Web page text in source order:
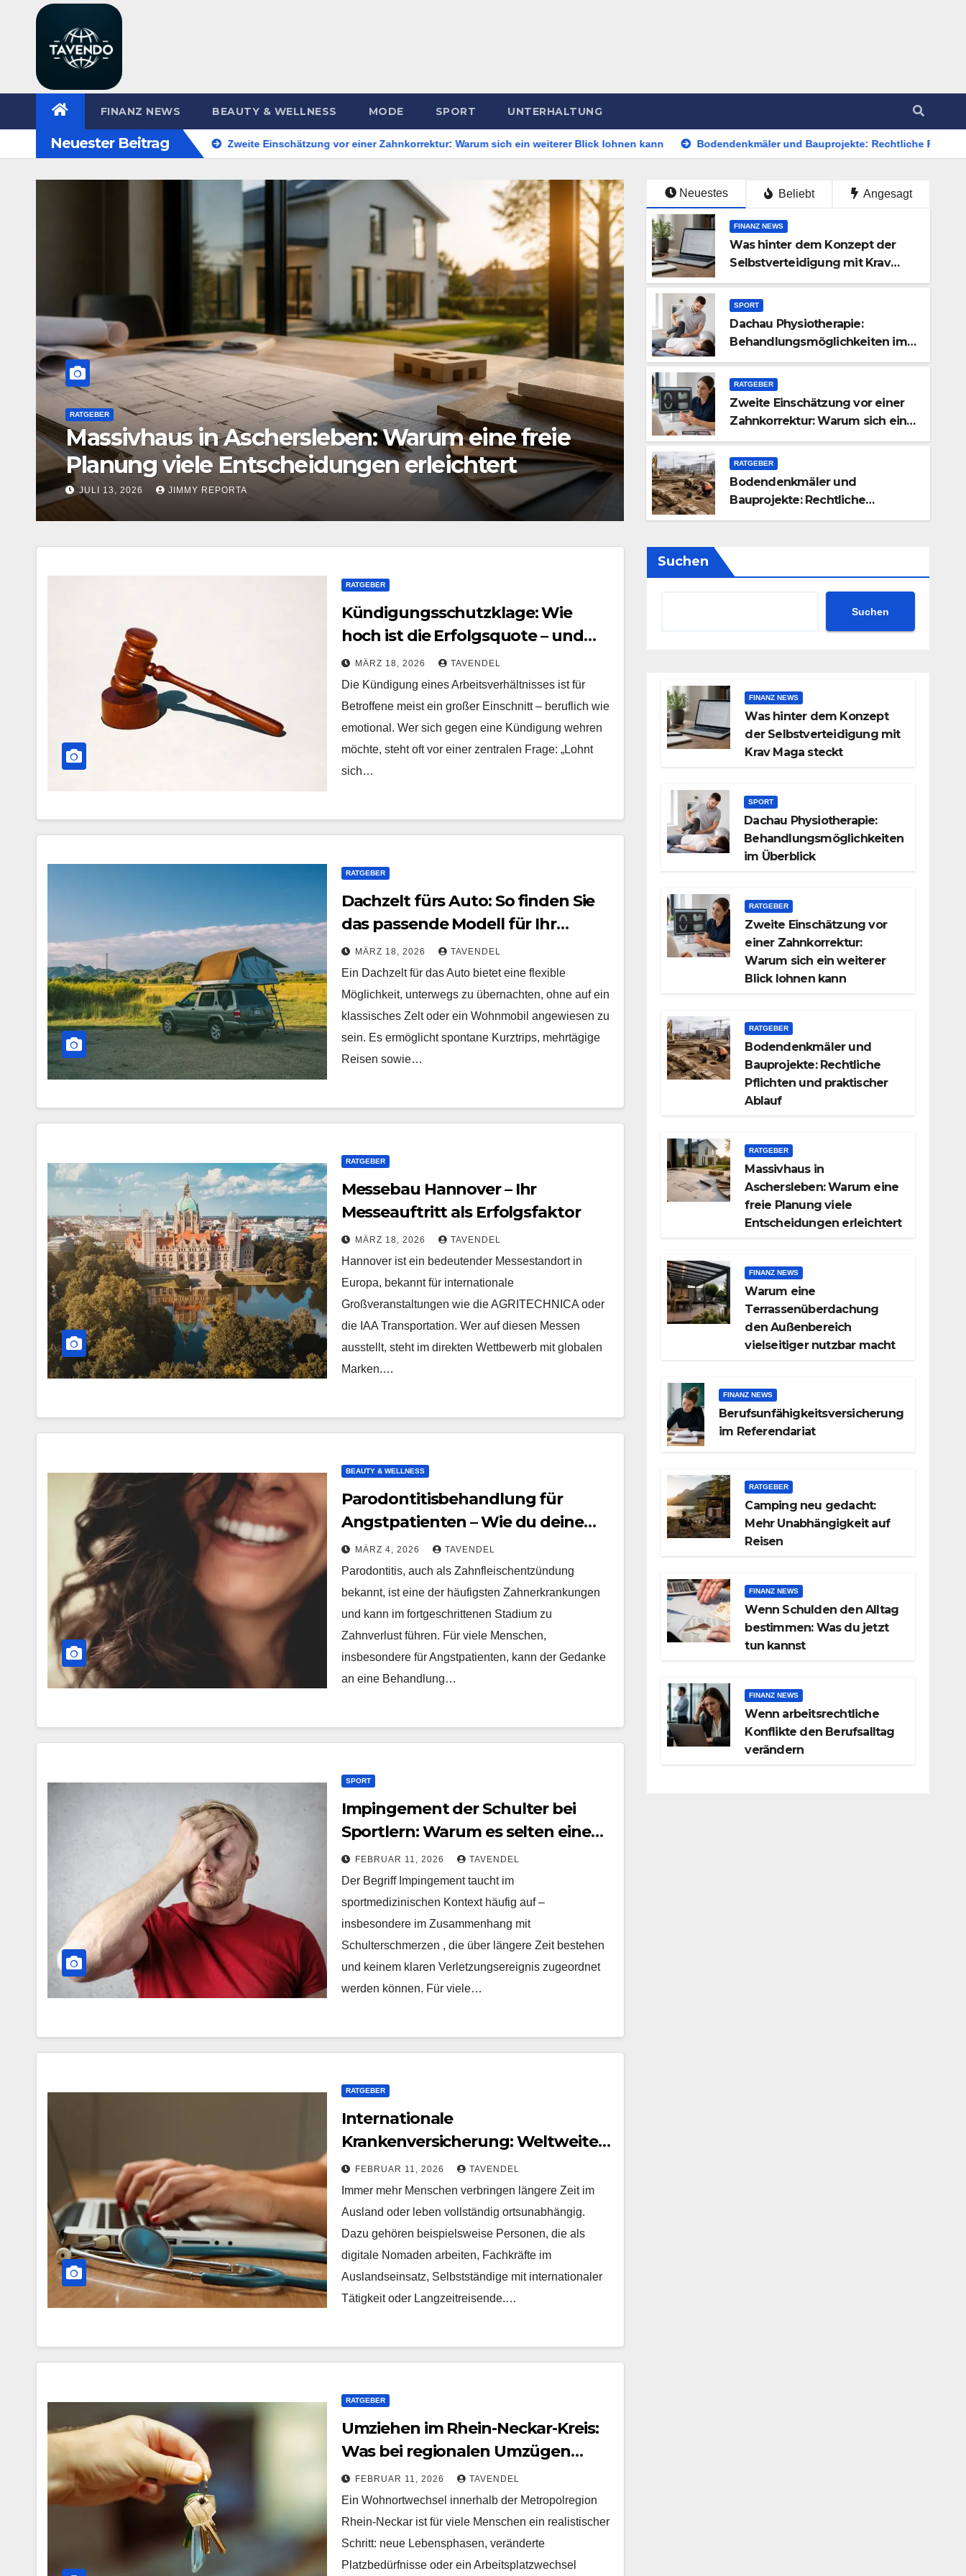
FINANZ NEWS BEAUTY & WELLNESS MODE SPORT UNTERHALTUNG
Neuester Beitrag
im Überblick Zweite Einschätzung vor einer Zahnkorrektur: Warum sich ein weiterer Blick lohnen kann Bodendenkmäler und Bauprojekte: Rechtliche Pflichten und
Konzept der Selbstverteidigung
steckt
SPORT
Dachau Physiotherapie:
Behandlungsmöglichkeiten im Überblick
JULI 21, 2026 TAVENDEL
Neuestes Beliebt Angesagt
FINANZ NEWS
Was hinter dem Konzept der
Selbstverteidigung mit Krav
Maga steckt
SPORT
Dachau Physiotherapie:
Behandlungsmöglichkeiten im
Überblick
RATGEBER
Zweite Einschätzung vor einer
Zahnkorrektur: Warum sich ein
weiterer Blick lohnen kann
RATGEBER
Bodendenkmäler und
Bauprojekte: Rechtliche
Pflichten und praktischer Ablauf
RATGEBER
Kündigungsschutzklage: Wie
hoch ist die Erfolgsquote – und
wann lohnt sich der Gang zum
Gericht?
MÄRZ 18, 2026 TAVENDEL
Die Kündigung eines Arbeitsverhältnisses ist für
Betroffene meist ein großer Einschnitt – beruflich wie
emotional. Wer sich gegen eine Kündigung wehren
möchte, steht oft vor einer zentralen Frage: „Lohnt
sich…
RATGEBER
Dachzelt fürs Auto: So finden Sie
das passende Modell für Ihr
Fahrzeug
MÄRZ 18, 2026 TAVENDEL
Ein Dachzelt für das Auto bietet eine flexible
Möglichkeit, unterwegs zu übernachten, ohne auf ein
klassisches Zelt oder ein Wohnmobil angewiesen zu
sein. Es ermöglicht spontane Kurztrips, mehrtägige
Reisen sowie…
RATGEBER
Messebau Hannover – Ihr
Messeauftritt als Erfolgsfaktor
MÄRZ 18, 2026 TAVENDEL
Hannover ist ein bedeutender Messestandort in
Europa, bekannt für internationale
Großveranstaltungen wie die AGRITECHNICA oder
die IAA Transportation. Wer auf diesen Messen
ausstellt, steht im direkten Wettbewerb mit globalen
Marken.…
BEAUTY & WELLNESS
Parodontitisbehandlung für
Angstpatienten – Wie du deine
Zahngesundheit zurückgewinnst
MÄRZ 4, 2026 TAVENDEL
Parodontitis, auch als Zahnfleischentzündung
bekannt, ist eine der häufigsten Zahnerkrankungen
und kann im fortgeschrittenen Stadium zu
Zahnverlust führen. Für viele Menschen,
insbesondere für Angstpatienten, kann der Gedanke
an eine Behandlung…
SPORT
Impingement der Schulter bei
Sportlern: Warum es selten eine
klassische Verletzung ist
FEBRUAR 11, 2026 TAVENDEL
Der Begriff Impingement taucht im
sportmedizinischen Kontext häufig auf –
insbesondere im Zusammenhang mit
Schulterschmerzen , die über längere Zeit bestehen
und keinem klaren Verletzungsereignis zugeordnet
werden können. Für viele…
RATGEBER
Internationale
Krankenversicherung: Weltweiter
Gesundheitsschutz ohne festen
Wohnsitz
FEBRUAR 11, 2026 TAVENDEL
Immer mehr Menschen verbringen längere Zeit im
Ausland oder leben vollständig ortsunabhängig.
Dazu gehören beispielsweise Personen, die als
digitale Nomaden arbeiten, Fachkräfte im
Auslandseinsatz, Selbstständige mit internationaler
Tätigkeit oder Langzeitreisende.…
RATGEBER
Umziehen im Rhein-Neckar-Kreis:
Was bei regionalen Umzügen
wirklich zählt
FEBRUAR 11, 2026 TAVENDEL
Ein Wohnortwechsel innerhalb der Metropolregion
Rhein-Neckar ist für viele Menschen ein realistischer
Schritt: neue Lebensphasen, veränderte
Platzbedürfnisse oder ein Arbeitsplatzwechsel
Suchen
Suchen
FINANZ NEWS
Was hinter dem Konzept
der Selbstverteidigung mit
Krav Maga steckt
SPORT
Dachau Physiotherapie:
Behandlungsmöglichkeiten
im Überblick
RATGEBER
Zweite Einschätzung vor
einer Zahnkorrektur:
Warum sich ein weiterer
Blick lohnen kann
RATGEBER
Bodendenkmäler und
Bauprojekte: Rechtliche
Pflichten und praktischer
Ablauf
RATGEBER
Massivhaus in
Aschersleben: Warum eine
freie Planung viele
Entscheidungen erleichtert
FINANZ NEWS
Warum eine
Terrassenüberdachung
den Außenbereich
vielseitiger nutzbar macht
FINANZ NEWS
Berufsunfähigkeitsversicherung
im Referendariat
RATGEBER
Camping neu gedacht:
Mehr Unabhängigkeit auf
Reisen
FINANZ NEWS
Wenn Schulden den Alltag
bestimmen: Was du jetzt
tun kannst
FINANZ NEWS
Wenn arbeitsrechtliche
Konflikte den Berufsalltag
verändern